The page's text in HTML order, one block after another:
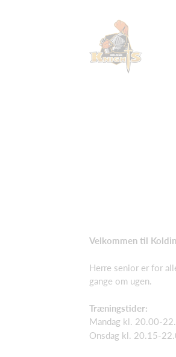
Velkommen til
Herre senior er for
gange om ugen.
Træningstider:
Mandag kl. 20.00-
Onsdag kl. 20.15-